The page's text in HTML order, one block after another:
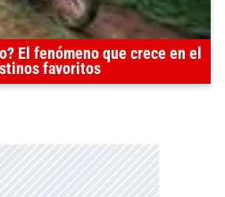
El fenómeno que crece en el
favoritos